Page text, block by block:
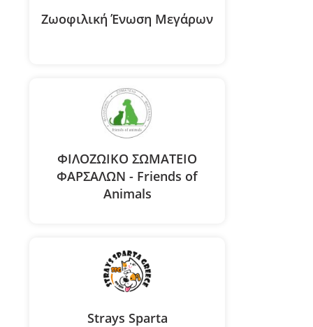
Ζωοφιλική Ένωση Μεγάρων
ΦΙΛΟΖΩΙΚΟ ΣΩΜΑΤΕΙΟ
ΦΑΡΣΑΛΩΝ - Friends of
Animals
Strays Sparta